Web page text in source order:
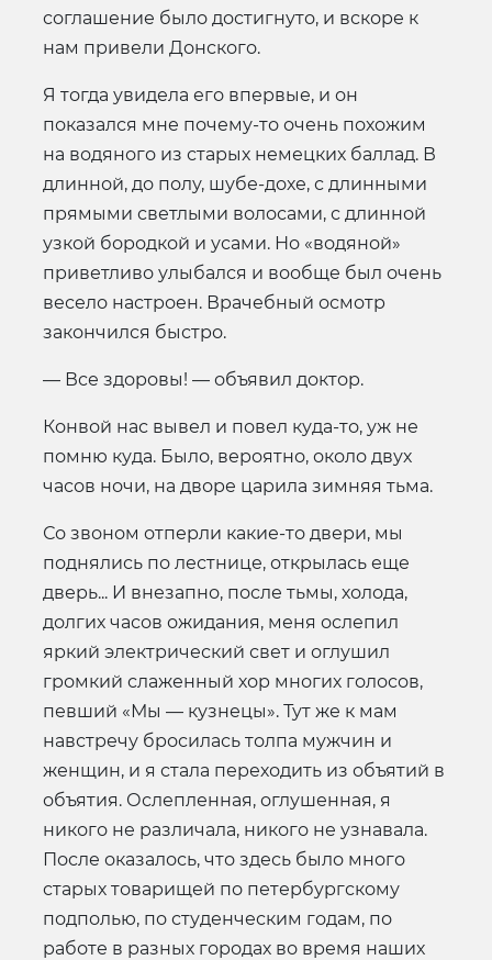
соглашение было достигнуто, и вскоре к
нам привели Донского.
Я тогда увидела его впервые, и он
показался мне почему-то очень похожим
на водяного из старых немецких баллад. В
длинной, до полу, шубе-дохе, с длинными
прямыми светлыми волосами, с длинной
узкой бородкой и усами. Но «водяной»
приветливо улыбался и вообще был очень
весело настроен. Врачебный осмотр
закончился быстро.
— Все здоровы! — объявил доктор.
Конвой нас вывел и повел куда-то, уж не
помню куда. Было, вероятно, около двух
часов ночи, на дворе царила зимняя тьма.
Со звоном отперли какие-то двери, мы
поднялись по лестнице, открылась еще
дверь... И внезапно, после тьмы, холода,
долгих часов ожидания, меня ослепил
яркий электрический свет и оглушил
громкий слаженный хор многих голосов,
певший «Мы — кузнецы». Тут же к мам
навстречу бросилась толпа мужчин и
женщин, и я стала переходить из объятий в
объятия. Ослепленная, оглушенная, я
никого не различала, никого не узнавала.
После оказалось, что здесь было много
старых товарищей по петербургскому
подполью, по студенческим годам, по
работе в разных городах во время наших